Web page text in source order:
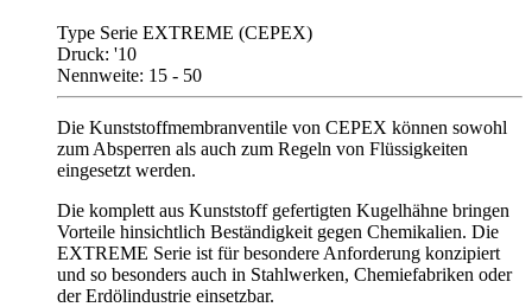
Type Serie EXTREME (CEPEX)
Druck: '10
Nennweite: 15 - 50
Die Kunststoffmembranventile von CEPEX können sowohl
zum Absperren als auch zum Regeln von Flüssigkeiten
eingesetzt werden.
Die komplett aus Kunststoff gefertigten Kugelhähne bringen
Vorteile hinsichtlich Beständigkeit gegen Chemikalien. Die
EXTREME Serie ist für besondere Anforderung konzipiert
und so besonders auch in Stahlwerken, Chemiefabriken oder
der Erdölindustrie einsetzbar.